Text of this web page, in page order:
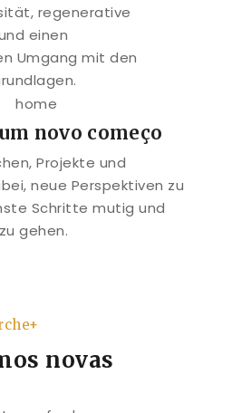
regenerative
einen
Umgang mit den
novo começo
Projekte und
neue Perspektiven zu
Schritte mutig und
gehen.
novas